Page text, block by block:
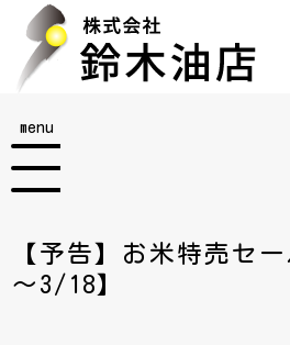
menu
【予告】お米特売セ
～3/18】